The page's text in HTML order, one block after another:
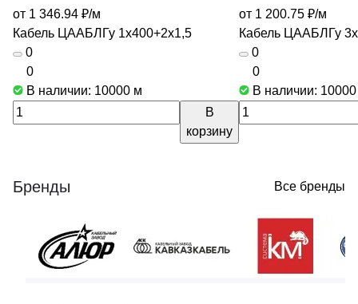
от 1 346.94 ₽/м
Кабель ЦААБЛГу 1х400+2х1,5
0
0
В наличии: 10000 м
В
корзину
от 1 200.75 ₽/м
Кабель ЦААБЛГу
0
0
В наличии:
Бренды Все бренды